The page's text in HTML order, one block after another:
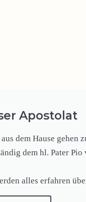
Apostolat
dem Hause gehen
dem hl. Pater Pio
alles erfahren